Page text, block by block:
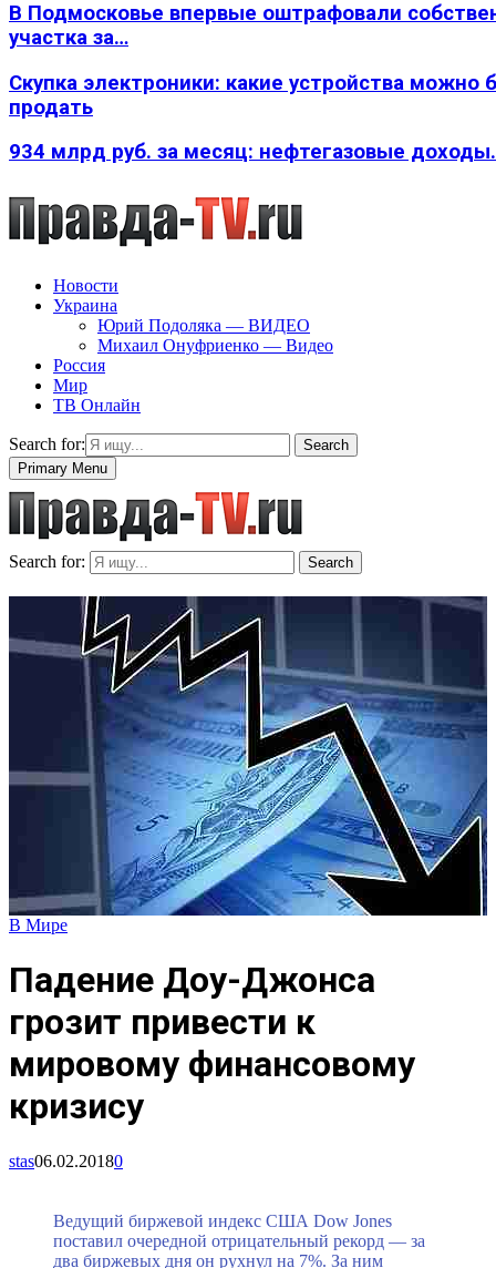
В Подмосковье впервые оштрафовали
участка за…
Скупка электроники: какие устройства можно
продать
934 млрд руб. за месяц: нефтегазовые
Новости
Украина
Юрий Подоляка — ВИДЕО
Михаил Онуфриенко — Видео
Россия
Мир
ТВ Онлайн
Search for:
Search
Primary Menu
Search for: Search
В Мире
Падение Доу-Джонса
грозит привести к
мировому финансовому
кризису
stas06.02.20180
Ведущий биржевой индекс США Dow Jones
поставил очередной отрицательный рекорд — за
два биржевых дня он рухнул на 7%. За ним